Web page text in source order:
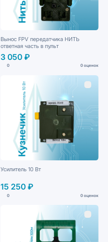
Вынос FPV передатчика НИТЬ
ответная часть в пульт
3 050 ₽
0 0 оценок
Усилитель 10 Вт
15 250 ₽
0 0 оценок